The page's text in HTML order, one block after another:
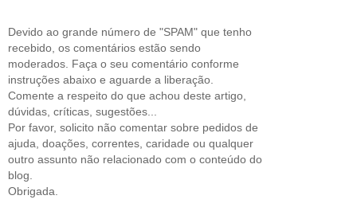
Devido ao grande número de "SPAM" que tenho
recebido, os comentários estão sendo
moderados. Faça o seu comentário conforme
instruções abaixo e aguarde a liberação.
Comente a respeito do que achou deste artigo,
dúvidas, críticas, sugestões...
Por favor, solicito não comentar sobre pedidos de
ajuda, doações, correntes, caridade ou qualquer
outro assunto não relacionado com o conteúdo do
blog.
Obrigada.